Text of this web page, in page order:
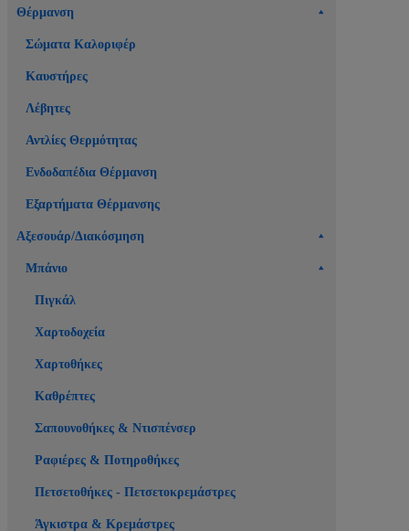
Θέρμανση
Σώματα Καλοριφέρ
Καυστήρες
Λέβητες
Αντλίες Θερμότητας
Ενδοδαπέδια Θέρμανση
Εξαρτήματα Θέρμανσης
Αξεσουάρ/Διακόσμηση
Μπάνιο
Πιγκάλ
Χαρτοδοχεία
Χαρτοθήκες
Καθρέπτες
Σαπουνοθήκες & Ντισπένσερ
Ραφιέρες & Ποτηροθήκες
Πετσετοθήκες - Πετσετοκρεμάστρες
Άγκιστρα & Κρεμάστρες